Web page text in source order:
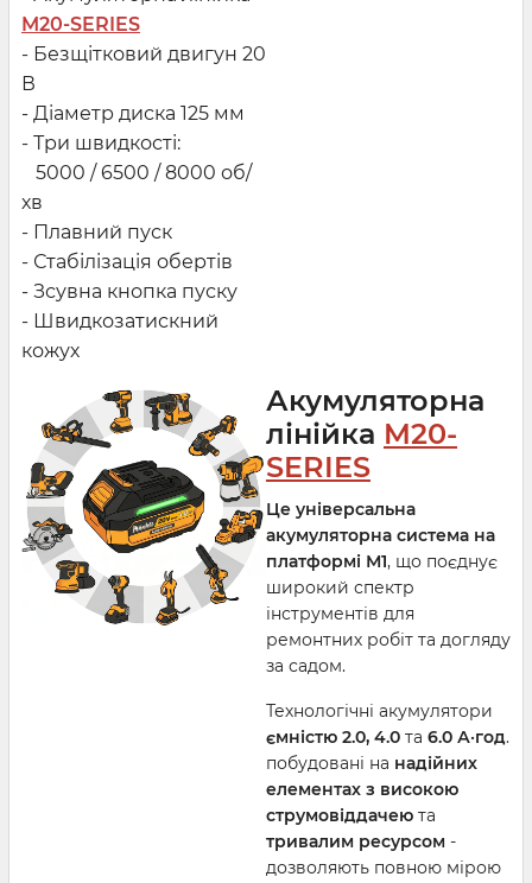
M20-SERIES
- Безщітковий двигун 20
В
- Діаметр диска 125 мм
- Три швидкості:
5000 / 6500 / 8000 об/
хв
- Плавний пуск
- Стабілізація обертів
- Зсувна кнопка пуску
- Швидкозатискний
кожух
Акумуляторна
лінійка M20-
SERIES
Це універсальна
акумуляторна система на
платформі М1, що поєднує
широкий спектр
інструментів для
ремонтних робіт та догляду
за садом.
Технологічні акумулятори
ємністю 2.0, 4.0 та 6.0 А·год.
побудовані на надійних
елементах з високою
струмовіддачею та
тривалим ресурсом -
дозволяють повною мірою